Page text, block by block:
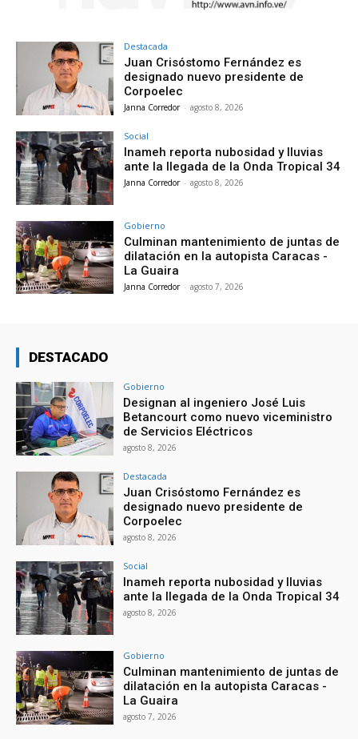
Destacada
Juan Crisóstomo Fernández es
designado nuevo presidente de
Corpoelec
Janna Corredor - agosto 8, 2026
Social
Inameh reporta nubosidad y lluvias
ante la llegada de la Onda Tropical 34
Janna Corredor - agosto 8, 2026
Gobierno
Culminan mantenimiento de juntas de
dilatación en la autopista Caracas -
La Guaira
Janna Corredor - agosto 7, 2026
DESTACADO
Gobierno
Designan al ingeniero José Luis
Betancourt como nuevo viceministro
de Servicios Eléctricos
agosto 8, 2026
Destacada
Juan Crisóstomo Fernández es
designado nuevo presidente de
Corpoelec
agosto 8, 2026
Social
Inameh reporta nubosidad y lluvias
ante la llegada de la Onda Tropical 34
agosto 8, 2026
Gobierno
Culminan mantenimiento de juntas de
dilatación en la autopista Caracas -
La Guaira
agosto 7, 2026